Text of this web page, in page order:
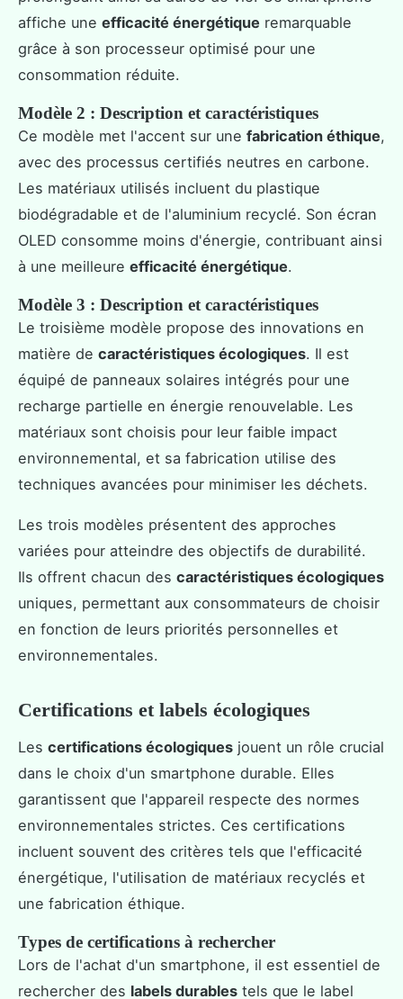
affiche une efficacité énergétique remarquable
grâce à son processeur optimisé pour une
consommation réduite.
Modèle 2 : Description et caractéristiques
Ce modèle met l'accent sur une fabrication éthique,
avec des processus certifiés neutres en carbone.
Les matériaux utilisés incluent du plastique
biodégradable et de l'aluminium recyclé. Son écran
OLED consomme moins d'énergie, contribuant ainsi
à une meilleure efficacité énergétique.
Modèle 3 : Description et caractéristiques
Le troisième modèle propose des innovations en
matière de caractéristiques écologiques. Il est
équipé de panneaux solaires intégrés pour une
recharge partielle en énergie renouvelable. Les
matériaux sont choisis pour leur faible impact
environnemental, et sa fabrication utilise des
techniques avancées pour minimiser les déchets.
Les trois modèles présentent des approches
variées pour atteindre des objectifs de durabilité.
Ils offrent chacun des caractéristiques écologiques
uniques, permettant aux consommateurs de choisir
en fonction de leurs priorités personnelles et
environnementales.
Certifications et labels écologiques
Les certifications écologiques jouent un rôle crucial
dans le choix d'un smartphone durable. Elles
garantissent que l'appareil respecte des normes
environnementales strictes. Ces certifications
incluent souvent des critères tels que l'efficacité
énergétique, l'utilisation de matériaux recyclés et
une fabrication éthique.
Types de certifications à rechercher
Lors de l'achat d'un smartphone, il est essentiel de
rechercher des labels durables tels que le label